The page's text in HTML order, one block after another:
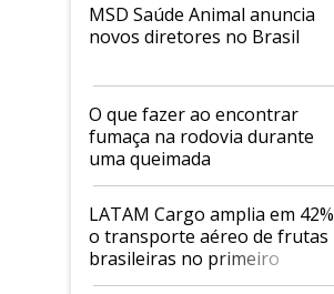
MSD Saúde Animal anuncia
novos diretores no Brasil
O que fazer ao encontrar
fumaça na rodovia durante
uma queimada
LATAM Cargo amplia em 42%
o transporte aéreo de frutas
brasileiras no primeiro
semestre